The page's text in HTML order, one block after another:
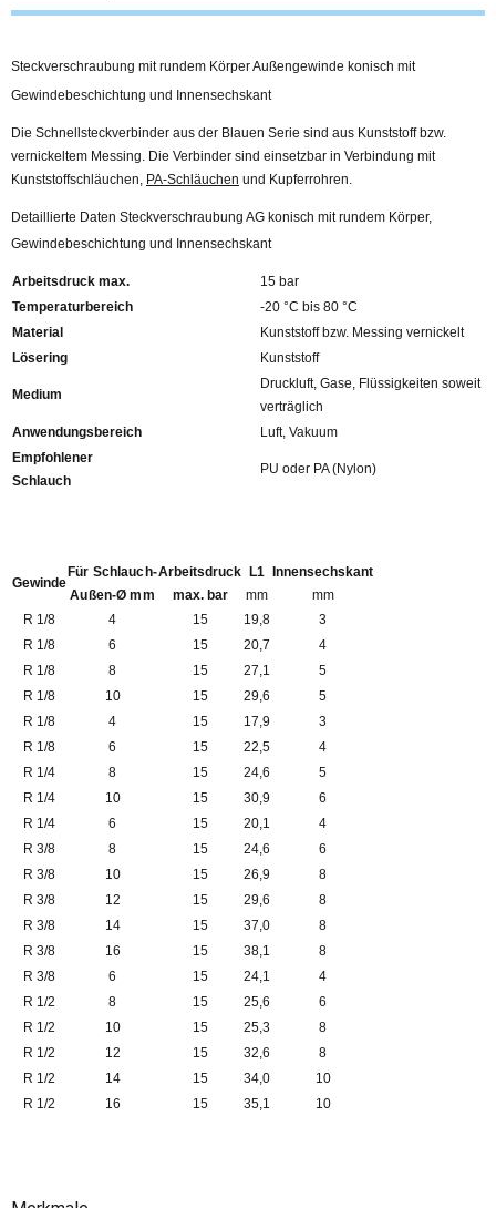
Steckverschraubung mit rundem Körper Außengewinde konisch mit
Gewindebeschichtung und Innensechskant
Die Schnellsteckverbinder aus der Blauen Serie sind aus Kunststoff bzw.
vernickeltem Messing. Die Verbinder sind einsetzbar in Verbindung mit
Kunststoffschläuchen, PA-Schläuchen und Kupferrohren.
Detaillierte Daten Steckverschraubung AG konisch mit rundem Körper,
Gewindebeschichtung und Innensechskant
Arbeitsdruck max.
15 bar
Temperaturbereich
-20 °C bis 80 °C
Material
Kunststoff bzw. Messing vernickelt
Lösering
Kunststoff
Medium
Druckluft, Gase, Flüssigkeiten soweit
verträglich
Anwendungsbereich
Luft, Vakuum
Empfohlener
Schlauch
PU oder PA (Nylon)
Gewinde
Für Schlauch-
Außen-Ø mm
Arbeitsdruck
max. bar
L1
mm
Innensechskant
mm
R 1/8
4 15 19,8
3
R 1/8
6 15 20,7
4
R 1/8
8 15 27,1
5
R 1/8
10 15 29,6
5
R 1/8
4 15 17,9
3
R 1/8
6 15 22,5
4
R 1/4
8 15 24,6
5
R 1/4
10 15 30,9
6
R 1/4
6 15 20,1
4
R 3/8
8 15 24,6
6
R 3/8
10 15 26,9
8
R 3/8
12 15 29,6
8
R 3/8
14 15 37,0
8
R 3/8
16 15 38,1
8
R 3/8
6 15 24,1
4
R 1/2
8 15 25,6
6
R 1/2
10 15 25,3
8
R 1/2
12 15 32,6
8
R 1/2
14 15 34,0
10
R 1/2
16 15 35,1 10